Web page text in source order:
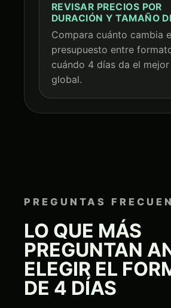
REVISAR PRECIOS POR
DURACIÓN Y TAMAÑO
Compara cuánto cambia
presupuesto entre
cuándo 4 días da el
global.
PREGUNTAS
LO QUE MÁS
PREGUNTAN
ELEGIR EL
DE 4 DÍAS